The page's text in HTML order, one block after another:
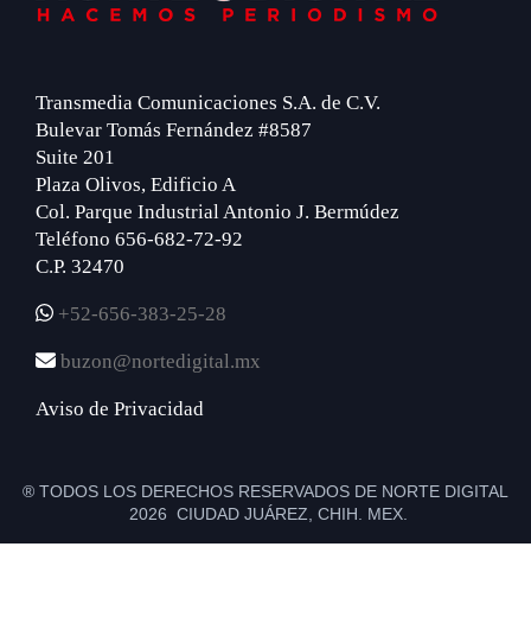
Transmedia Comunicaciones S.A. de C.V.
Bulevar Tomás Fernández #8587
Suite 201
Plaza Olivos, Edificio A
Col. Parque Industrial Antonio J. Bermúdez
Teléfono 656-682-72-92
C.P. 32470
+52-656-383-25-28
buzon@nortedigital.mx
Aviso de Privacidad
® TODOS LOS DERECHOS RESERVADOS DE NORTE DIGITAL
2026 CIUDAD JUÁREZ, CHIH. MEX.